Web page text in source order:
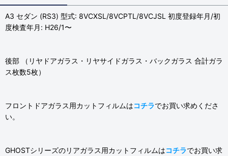
A3 セダン (RS3) 型式: 8VCXSL/8VCPTL/8VCJSL 初度登録年月/初
度検査年月: H26/1〜
後部 （リヤドアガラス・リヤサイドガラス・バックガラス 合計ガラ
ス枚数5枚）
フロントドアガラス用カットフィルムはコチラでお買い求めくださ
い。
GHOSTシリーズのリアガラス用カットフィルムはコチラでお買い求